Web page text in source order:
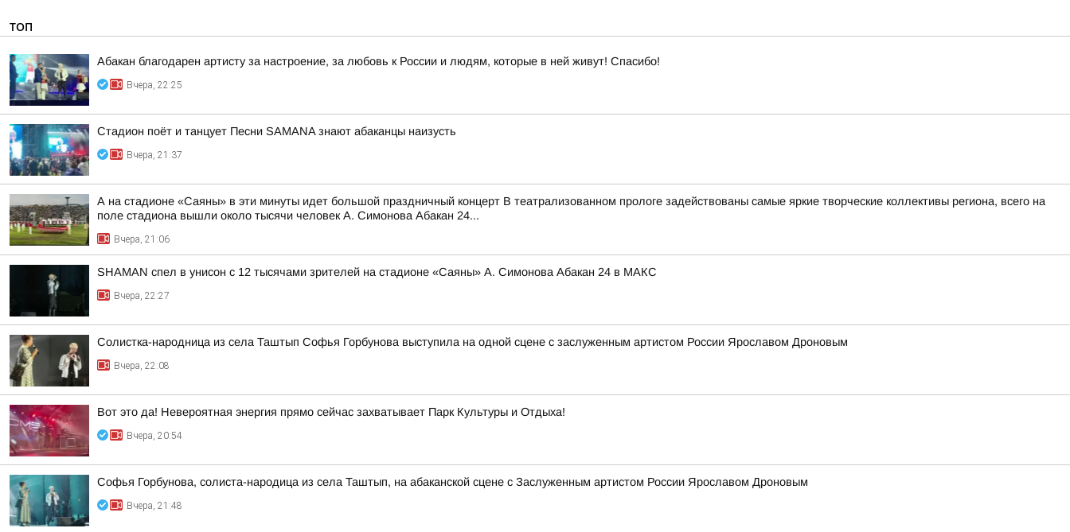
ТОП
Абакан благодарен артисту за настроение, за любовь к России и людям, которые в ней живут! Спасибо!
Вчера, 22:25
Стадион поёт и танцует Песни SAMANA знают абаканцы наизусть
Вчера, 21:37
А на стадионе «Саяны» в эти минуты идет большой праздничный концерт В театрализованном прологе задействованы самые яркие творческие коллективы региона, всего на
поле стадиона вышли около тысячи человек А. Симонова Абакан 24...
Вчера, 21:06
SHAMAN спел в унисон с 12 тысячами зрителей на стадионе «Саяны» А. Симонова Абакан 24 в МАКС
Вчера, 22:27
Солистка-народница из села Таштып Софья Горбунова выступила на одной сцене с заслуженным артистом России Ярославом Дроновым
Вчера, 22:08
Вот это да! Невероятная энергия прямо сейчас захватывает Парк Культуры и Отдыха!
Вчера, 20:54
Софья Горбунова, солиста-народица из села Таштып, на абаканской сцене с Заслуженным артистом России Ярославом Дроновым
Вчера, 21:48